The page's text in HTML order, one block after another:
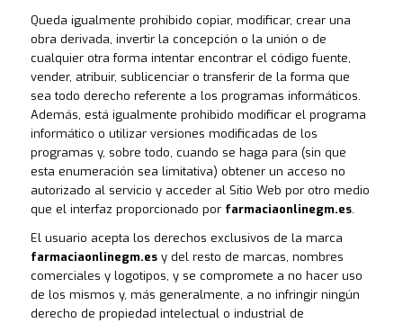
Queda igualmente prohibido copiar, modificar, crear una
obra derivada, invertir la concepción o la unión o de
cualquier otra forma intentar encontrar el código fuente,
vender, atribuir, sublicenciar o transferir de la forma que
sea todo derecho referente a los programas informáticos.
Además, está igualmente prohibido modificar el programa
informático o utilizar versiones modificadas de los
programas y, sobre todo, cuando se haga para (sin que
esta enumeración sea limitativa) obtener un acceso no
autorizado al servicio y acceder al Sitio Web por otro medio
que el interfaz proporcionado por farmaciaonlinegm.es.
El usuario acepta los derechos exclusivos de la marca
farmaciaonlinegm.esy del resto de marcas, nombres
comerciales y logotipos, y se compromete a no hacer uso
de los mismos y, más generalmente, a no infringir ningún
derecho de propiedad intelectual o industrial de